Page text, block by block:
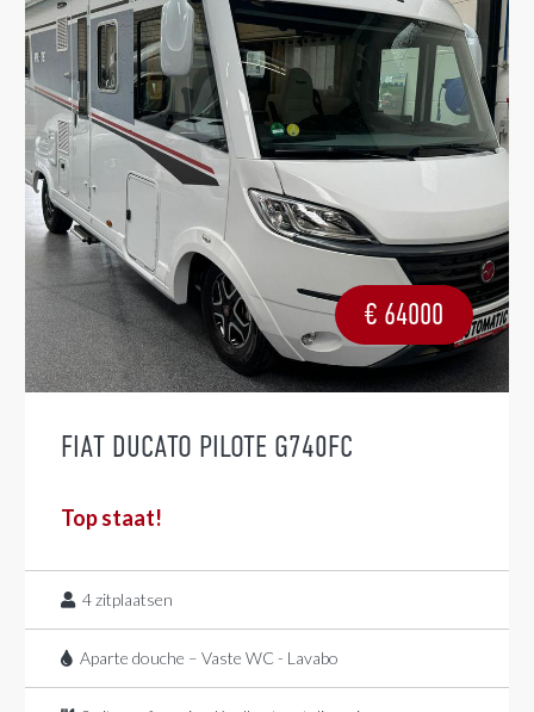
€ 64000
FIAT DUCATO PILOTE G740FC
Top staat!
4zitplaatsen
Aparte douche – Vaste WC - Lavabo